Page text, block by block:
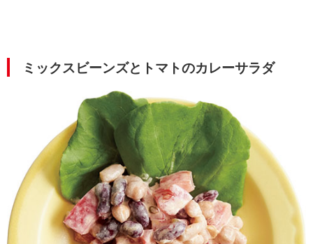
ミックスビーンズとトマトのカレーサラダ